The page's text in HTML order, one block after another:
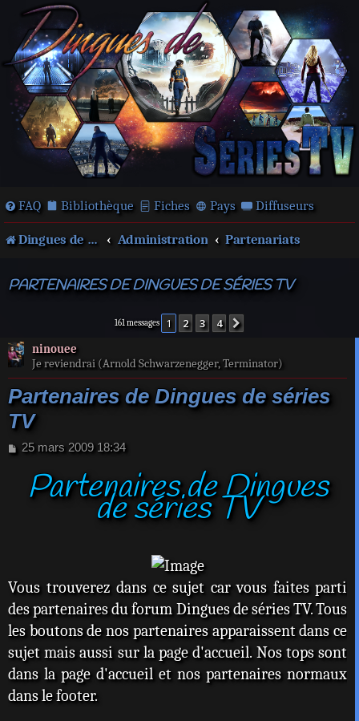
FAQ Bibliothèque Fiches Pays Diffuseurs
Dingues de séries télé ! Administration Partenariats
PARTENAIRES DE DINGUES DE SÉRIES TV
161 messages 1 2 3 4
ninouee
Je reviendrai (Arnold Schwarzenegger, Terminator)
Partenaires de Dingues de séries
TV
M
25 mars 2009 18:34
Partenaires de Dingues
de séries TV
Vous trouverez dans ce sujet car vous faites parti
des partenaires du forum Dingues de séries TV. Tous
les boutons de nos partenaires apparaissent dans ce
sujet mais aussi sur la page d'accueil. Nos tops sont
dans la page d'accueil et nos partenaires normaux
dans le footer.